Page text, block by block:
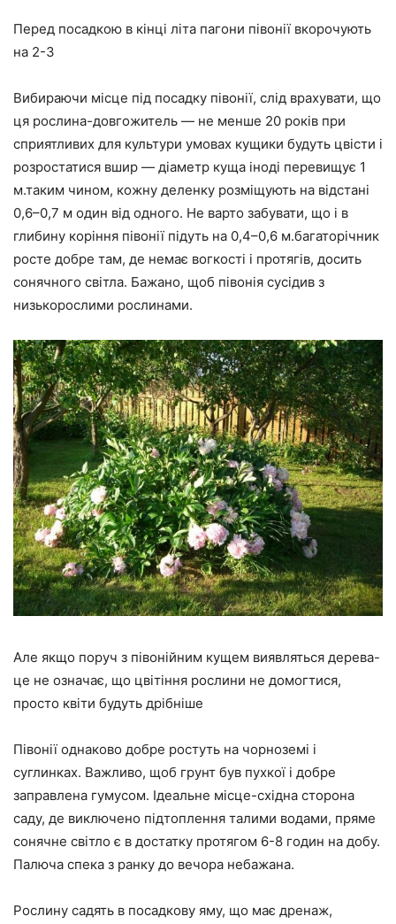
Перед посадкою в кінці літа пагони півонії вкорочують
на 2-3
Вибираючи місце під посадку півонії, слід врахувати, що
ця рослина-довгожитель — не менше 20 років при
сприятливих для культури умовах кущики будуть цвісти і
розростатися вшир — діаметр куща іноді перевищує 1
м.таким чином, кожну деленку розміщують на відстані
0,6–0,7 м один від одного. Не варто забувати, що і в
глибину коріння півонії підуть на 0,4–0,6 м.багаторічник
росте добре там, де немає вогкості і протягів, досить
сонячного світла. Бажано, щоб півонія сусідив з
низькорослими рослинами.
Але якщо поруч з півонійним кущем виявляться дерева-
це не означає, що цвітіння рослини не домогтися,
просто квіти будуть дрібніше
Півонії однаково добре ростуть на чорноземі і
суглинках. Важливо, щоб грунт був пухкої і добре
заправлена гумусом. Ідеальне місце-східна сторона
саду, де виключено підтоплення талими водами, пряме
сонячне світло є в достатку протягом 6-8 годин на добу.
Палюча спека з ранку до вечора небажана.
Рослину садять в посадкову яму, що має дренаж,